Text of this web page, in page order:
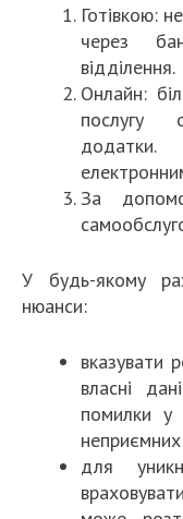
Готівкою:
через
відділення.
Онлайн:
послугу
додатки.
За
У будь-якому
нюанси:
вказувати
власні
помилки у
для